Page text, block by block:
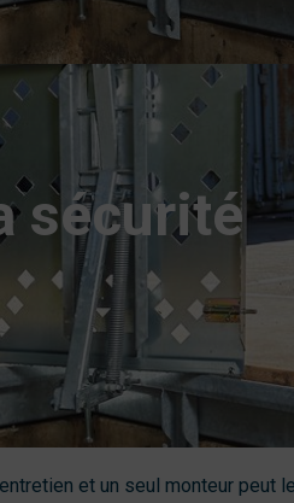
sécurité
et un seul monteur peut